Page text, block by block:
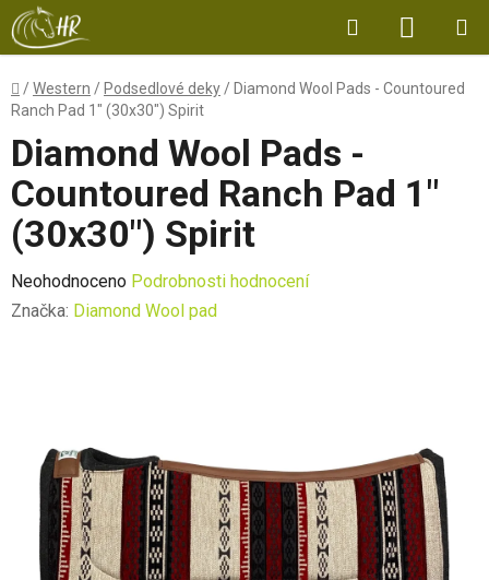
Přejít
na
obsah
Hledat
KOŠÍK
Domů
/Western / Podsedlové deky / Diamond Wool Pads - Countoured
Ranch Pad 1" (30x30") Spirit
Diamond Wool Pads -
Countoured Ranch Pad 1"
(30x30") Spirit
Průměrné
hodnocení
hvězdiček.
Neohodnoceno Podrobnosti hodnocení
Značka: Diamond Wool pad